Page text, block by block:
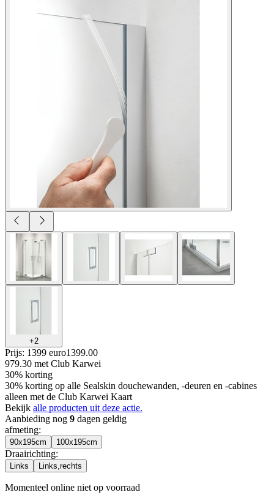
+2
Prijs: 1399 euro1399.00
979.30 met Club Karwei
30% korting
30% korting op alle Sealskin douchewanden, -deuren en -cabines
alleen met de Club Karwei Kaart
Bekijk alle producten uit deze actie.
Aanbieding nog 9 dagen geldig
afmeting:
90x195cm 100x195cm
Draairichting:
Links Links,rechts
Momenteel online niet op voorraad